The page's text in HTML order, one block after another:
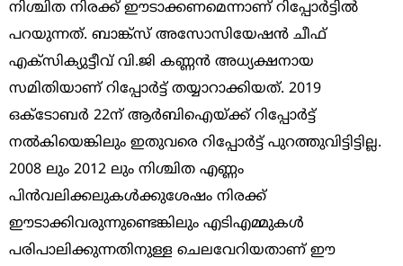
നിശ്ചിത നിരക്ക് ഈടാക്കണമെന്നാണ് റിപ്പോര്‍ട്ടില്‍
പറയുന്നത്. ബാങ്ക്‌സ് അസോസിയേഷന്‍ ചീഫ്
എക്‌സിക്യുട്ടീവ് വി.ജി കണ്ണന്‍ അധ്യക്ഷനായ
സമിതിയാണ് റിപ്പോര്‍ട്ട് തയ്യാറാക്കിയത്. 2019
ഒക്ടോബര്‍ 22ന് ആര്‍ബിഐയ്ക്ക് റിപ്പോര്‍ട്ട്
നല്‍കിയെങ്കിലും ഇതുവരെ റിപ്പോര്‍ട്ട് പുറത്തുവിട്ടിട്ടില്ല.
2008 ലും 2012 ലും നിശ്ചിത എണ്ണം
പിന്‍വലിക്കലുകള്‍ക്കുശേഷം നിരക്ക്
ഈടാക്കിവരുന്നുണ്ടെങ്കിലും എടിഎമ്മുകള്‍
പരിപാലിക്കുന്നതിനുള്ള ചെലവേറിയതാണ് ഈ